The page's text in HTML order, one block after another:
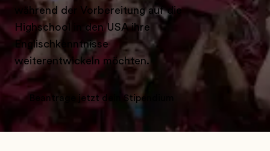
während der Vorbereitung auf die
Highschool in den USA ihre
Englischkenntnisse
weiterentwickeln möchten.
Beantrage jetzt dein Stipendium